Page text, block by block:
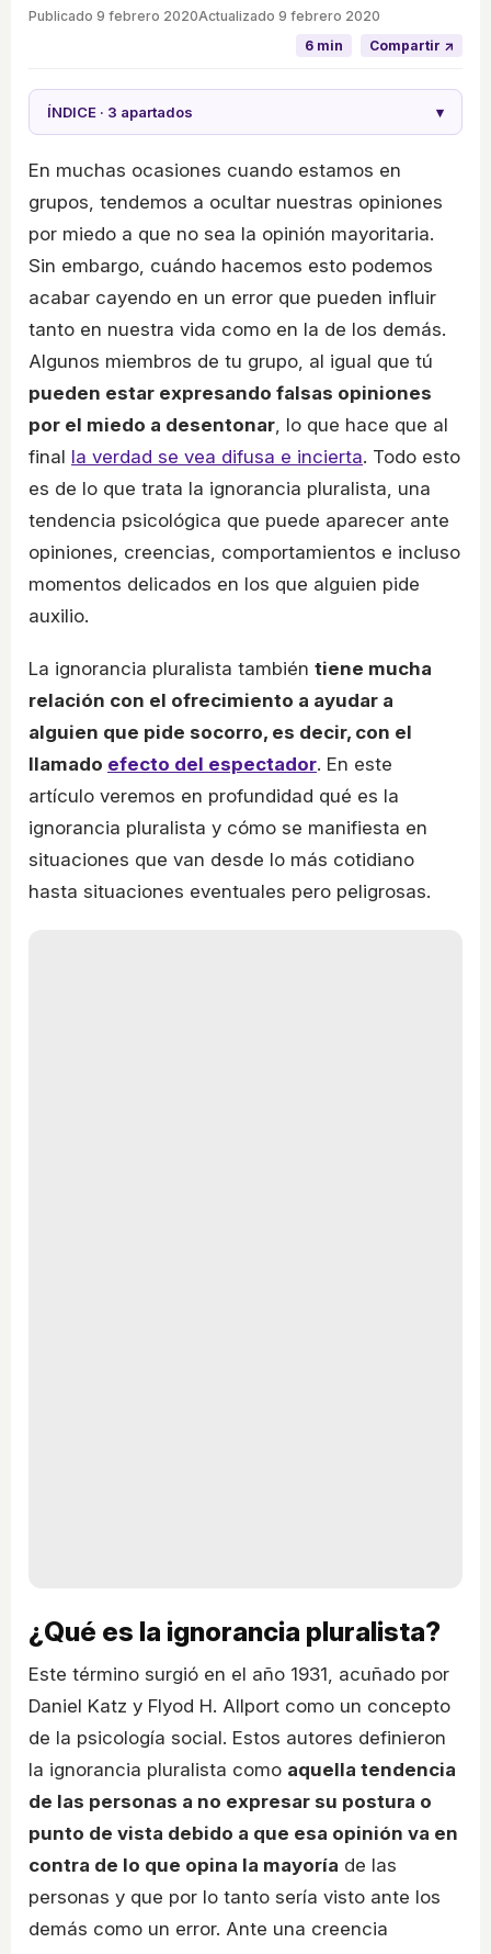
Publicado 9 febrero 2020Actualizado 9 febrero 2020
6 min
Compartir ↗
ÍNDICE · 3 apartados ▾
En muchas ocasiones cuando estamos en
grupos, tendemos a ocultar nuestras opiniones
por miedo a que no sea la opinión mayoritaria.
Sin embargo, cuándo hacemos esto podemos
acabar cayendo en un error que pueden influir
tanto en nuestra vida como en la de los demás.
Algunos miembros de tu grupo, al igual que tú
pueden estar expresando falsas opiniones
por el miedo a desentonar , lo que hace que al
final la verdad se vea difusa e incierta. Todo esto
es de lo que trata la ignorancia pluralista, una
tendencia psicológica que puede aparecer ante
opiniones, creencias, comportamientos e incluso
momentos delicados en los que alguien pide
auxilio.
La ignorancia pluralista también tiene mucha
relación con el ofrecimiento a ayudar a
alguien que pide socorro, es decir, con el
llamado efecto del espectador. En este
artículo veremos en profundidad qué es la
ignorancia pluralista y cómo se manifiesta en
situaciones que van desde lo más cotidiano
hasta situaciones eventuales pero peligrosas.
¿Qué es la ignorancia pluralista?
Este término surgió en el año 1931, acuñado por
Daniel Katz y Flyod H. Allport como un concepto
de la psicología social. Estos autores definieron
la ignorancia pluralista como aquella tendencia
de las personas a no expresar su postura o
punto de vista debido a que esa opinión va en
contra de lo que opina la mayoría de las
personas y que por lo tanto sería visto ante los
demás como un error. Ante una creencia